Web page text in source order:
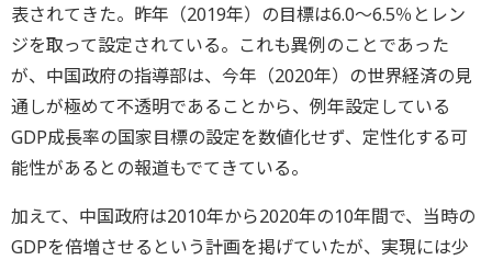
表されてきた。昨年（2019年）の目標は6.0～6.5％とレン
ジを取って設定されている。これも異例のことであった
が、中国政府の指導部は、今年（2020年）の世界経済の見
通しが極めて不透明であることから、例年設定している
GDP成長率の国家目標の設定を数値化せず、定性化する可
能性があるとの報道もでてきている。
加えて、中国政府は2010年から2020年の10年間で、当時の
GDPを倍増させるという計画を掲げていたが、実現には少